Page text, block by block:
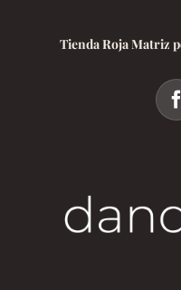
Tienda Roja Matriz